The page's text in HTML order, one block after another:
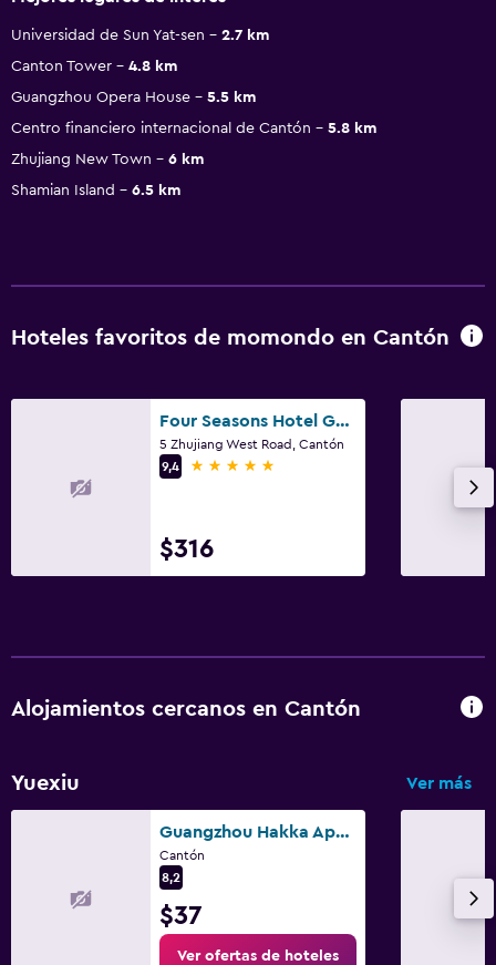
Universidad de Sun Yat-sen
2.7 km
Canton Tower
4.8 km
Guangzhou Opera House
5.5 km
Centro financiero internacional de Cantón
5.8 km
Zhujiang New Town
6 km
Shamian Island
6.5 km
Hoteles favoritos de momondo en Cantón
Four Seasons Hotel Guangzhou
5 Zhujiang West Road, Cantón
9,4
5 estrellas
$316
Alojamientos cercanos en Cantón
Yuexiu Ver más
Guangzhou Hakka Apartment Beijing Road
Cantón
8,2
$37
Ver ofertas de hoteles